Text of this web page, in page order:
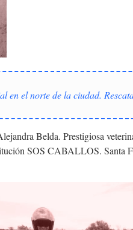
en el norte de la ciudad.
Belda. Prestigiosa
SOS CABALLOS. Santa